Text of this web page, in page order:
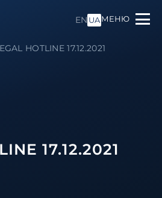
EN UAМЕНЮ
HOTLINE 17.12.2021
17.12.2021